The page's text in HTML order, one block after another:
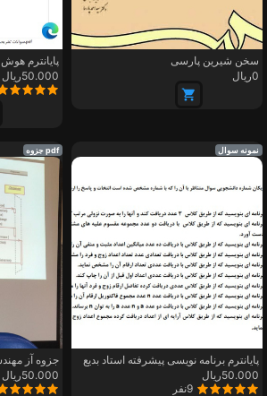
سخن شیرین پارسی
0ریال
پایانترم
50.000ریال
نمونه سوال
پایانترم برنامه نویسی پیشرفته استاد بدیع
50.000ریال
9نفر
pdf جزوه
جزوه آز
50.000ریال